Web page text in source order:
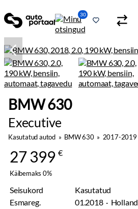
30
BMW 630
Executive
Kasutatud autod » BMW 630» 2017-2019
27 399 €
Käibemaks 0%
Seisukord
Kasutatud
Esmareg.
01.2018 · Holland